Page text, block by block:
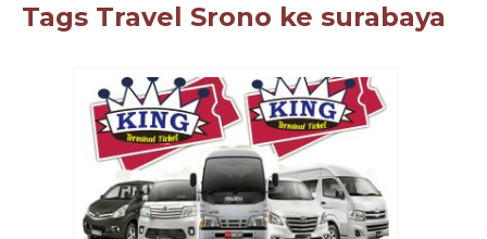
Tags Travel Srono ke surabaya